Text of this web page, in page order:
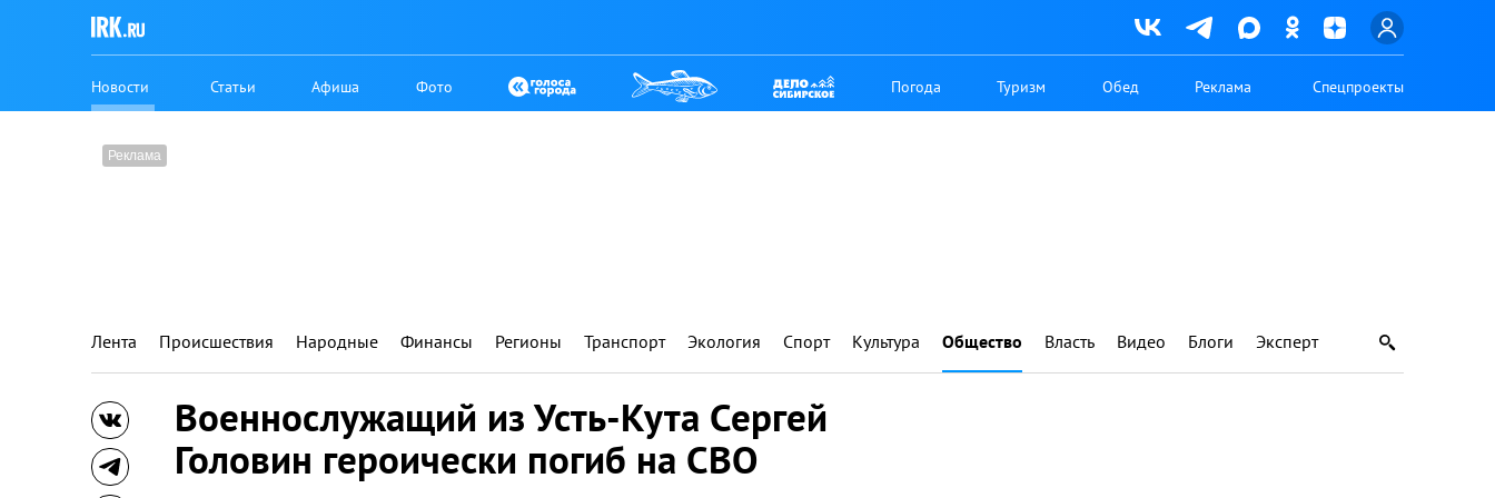
Новости Статьи Афиша Фото Погода Туризм Обед Реклама Спецпроекты
Лента Происшествия Народные Финансы Регионы Транспорт Экология Спорт Культура Общество Власть Видео Блоги Эксперт
Военнослужащий из Усть-Кута Сергей
Головин героически погиб на СВО